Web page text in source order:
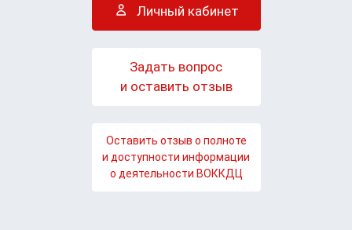
Личный кабинет
Задать вопрос
и оставить отзыв
Оставить отзыв о полноте
и доступности информации
о деятельности ВОККДЦ